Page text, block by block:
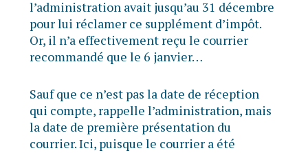
l’administration avait jusqu’au 31 décembre
pour lui réclamer ce supplément d’impôt.
Or, il n’a effectivement reçu le courrier
recommandé que le 6 janvier…
Sauf que ce n’est pas la date de réception
qui compte, rappelle l’administration, mais
la date de première présentation du
courrier. Ici, puisque le courrier a été